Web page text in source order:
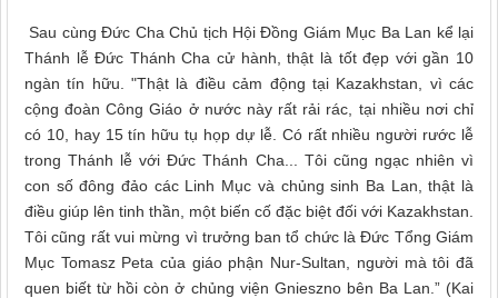
Sau cùng Đức Cha Chủ tịch Hội Đồng Giám Mục Ba Lan kể lại
Thánh lễ Đức Thánh Cha cử hành, thật là tốt đẹp với gần 10
ngàn tín hữu. "Thật là điều cảm động tại Kazakhstan, vì các
cộng đoàn Công Giáo ở nước này rất rải rác, tại nhiều nơi chỉ
có 10, hay 15 tín hữu tụ họp dự lễ. Có rất nhiều người rước lễ
trong Thánh lễ với Đức Thánh Cha... Tôi cũng ngạc nhiên vì
con số đông đảo các Linh Mục và chủng sinh Ba Lan, thật là
điều giúp lên tinh thần, một biến cố đặc biệt đối với Kazakhstan.
Tôi cũng rất vui mừng vì trưởng ban tổ chức là Đức Tổng Giám
Mục Tomasz Peta của giáo phận Nur-Sultan, người mà tôi đã
quen biết từ hồi còn ở chủng viện Gnieszno bên Ba Lan.” (Kai